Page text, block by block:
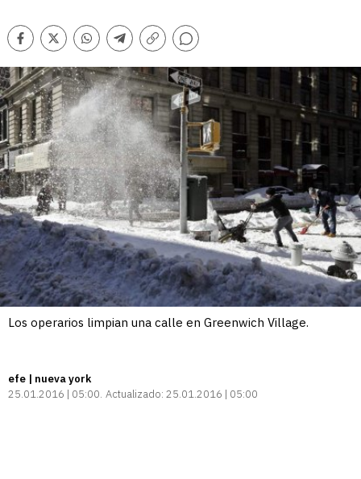
Facebook
TwitterWhatsappTelegram
Copiar
Comentarios
Los operarios limpian una calle en Greenwich Village.
efe | nueva york
25.01.2016 | 05:00 Actualizado: 25.01.2016 | 05:00